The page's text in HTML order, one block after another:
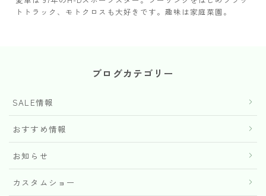
トトラック、モトクロスも大好きです。趣味は家庭菜園。
ブログカテゴリー
SALE情報
おすすめ情報
お知らせ
カスタムショー